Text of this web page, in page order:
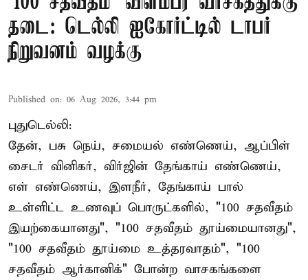
தடை: டெல்லி ஐகோர்ட்டில் டாபர்
நிறுவனம் வழக்கு
Published on: 06 Aug 2026, 3:44 pm
புதுடெல்லி:
தேன், பசு நெய், சமையல் எண்ணெய், ஆப்பிள்
சைடர் வினிகர், விர்ஜின் தேங்காய் எண்ணெய்,
எள் எண்ணெய், இளநீர், தேங்காய் பால்
உள்ளிட்ட உணவுப் பொருட்களில், "100 சதவீதம்
இயற்கையானது", "100 சதவீதம் தூய்மையானது",
"100 சதவீதம் தூய்மை உத்தரவாதம்", "100
சதவீதம் ஆர்கானிக்" போன்ற வாசகங்களை